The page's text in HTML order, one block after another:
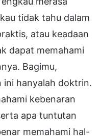
tidak tahu dalam
atau keadaan
dapat memahami
Bagimu,
ini hanyalah doktrin.
kebenaran
apa tuntutan
memahami hal-